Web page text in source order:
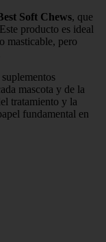
Soft Chews, que
producto es ideal
masticable, pero
mascota y de la
tratamiento y la
fundamental en